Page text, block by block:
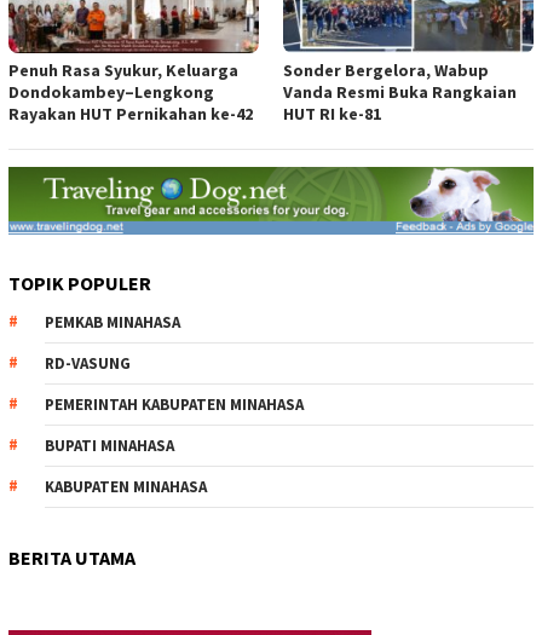
Penuh Rasa Syukur, Keluarga
Dondokambey–Lengkong
Rayakan HUT Pernikahan ke-42
Sonder Bergelora, Wabup
Vanda Resmi Buka Rangkaian
HUT RI ke-81
TOPIK POPULER
PEMKAB MINAHASA
RD-VASUNG
PEMERINTAH KABUPATEN MINAHASA
BUPATI MINAHASA
KABUPATEN MINAHASA
BERITA UTAMA